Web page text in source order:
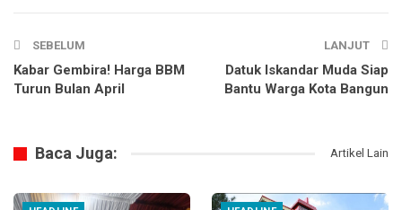
SEBELUM
Kabar Gembira! Harga BBM
Turun Bulan April
LANJUT
Datuk Iskandar Muda Siap
Bantu Warga Kota Bangun
Baca Juga: Artikel Lain